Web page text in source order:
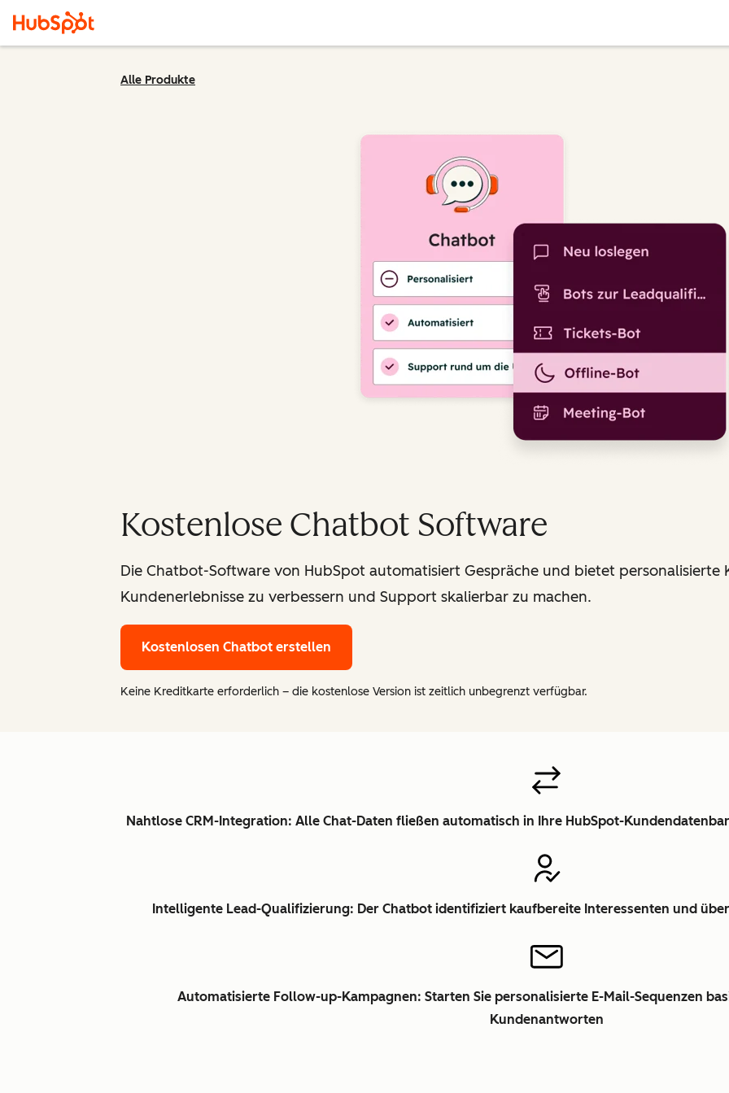
Alle Produkte
Kostenlose Chatbot Software
Die Chatbot-Software von HubSpot automatisiert Gespräche und bietet personalisierte
Kundenerlebnisse zu verbessern und Support skalierbar zu machen.
Kostenlosen Chatbot erstellen
Keine Kreditkarte erforderlich – die kostenlose Version ist zeitlich unbegrenzt verfügbar.
Nahtlose CRM-Integration: Alle Chat-Daten fließen automatisch in Ihre HubSpot-
Intelligente Lead-Qualifizierung: Der Chatbot identifiziert kaufbereite Interessenten und
Automatisierte Follow-up-Kampagnen: Starten Sie personalisierte E-Mail-Sequenzen
Kundenantworten